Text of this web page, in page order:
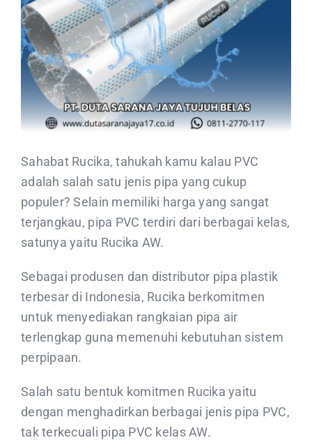
CONTACT US
Sahabat Rucika, tahukah kamu kalau PVC
adalah salah satu jenis pipa yang cukup
populer? Selain memiliki harga yang sangat
terjangkau, pipa PVC terdiri dari berbagai kelas,
satunya yaitu Rucika AW.
Sebagai produsen dan distributor pipa plastik
terbesar di Indonesia, Rucika berkomitmen
untuk menyediakan rangkaian pipa air
terlengkap guna memenuhi kebutuhan sistem
perpipaan.
Salah satu bentuk komitmen Rucika yaitu
dengan menghadirkan berbagai jenis pipa PVC,
tak terkecuali pipa PVC kelas AW.